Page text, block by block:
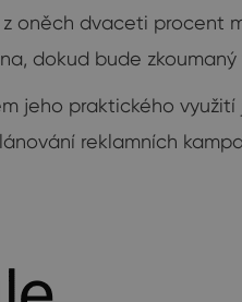
oněch dvaceti procent
dokud bude zkoumaný
jeho praktického využití
reklamních